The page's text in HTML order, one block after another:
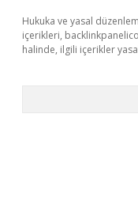
Hukuka ve yasal
içerikleri,
halinde, ilgili içerikler